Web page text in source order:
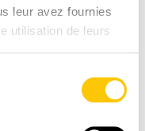
leur avez fournies
utilisation de leurs